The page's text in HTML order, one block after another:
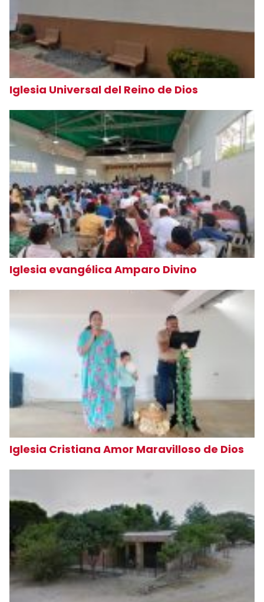
Iglesia Universal del Reino de Dios
Iglesia evangélica Amparo Divino
Iglesia Cristiana Amor Maravilloso de Dios